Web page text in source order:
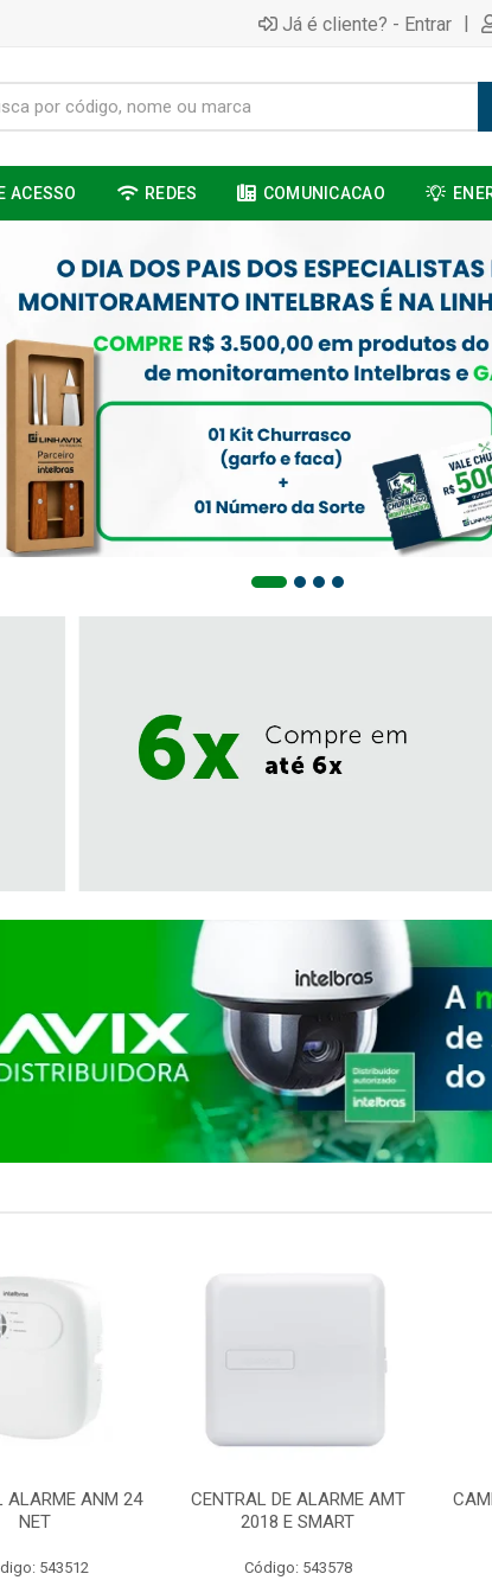
Já é cliente? - Entrar |
ACESSO REDES COMUNICACAO
ALARME ANM 24
NET
543512
CENTRAL DE ALARME AMT
2018 E SMART
Código: 543578